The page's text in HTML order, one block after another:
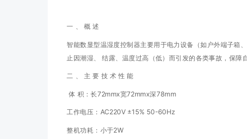
一 、 概 述
智能数显型温湿度控制器主要用于电力设备（如户外端子箱
止因潮湿、 结露、温度过高（低）而引发的各类事故，保障
二 、 主 要 技 术 性 能
体 积：长72mmx宽72mmx深78mm
工作电压：AC220V ±15% 50-60Hz
整机功耗：小于2W